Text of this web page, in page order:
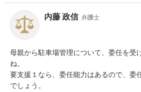
内藤 政信 弁護士
母親から駐車場管理について、委任を受
ね。
要支援１なら、委任能力はあるので、委
でしょう。